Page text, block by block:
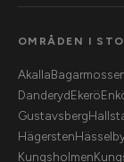
OMRÅDEN I
Akalla
DanderydEkerö
Gustavsberg
Hägersten
Kungsholmen